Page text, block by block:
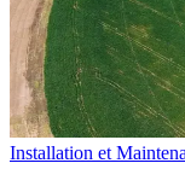
Installation et